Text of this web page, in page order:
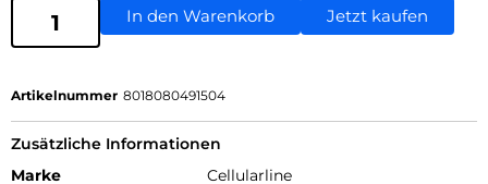
In den Warenkorb Jetzt kaufen
Artikelnummer 8018080491504
Zusätzliche Informationen
Marke
Cellularline